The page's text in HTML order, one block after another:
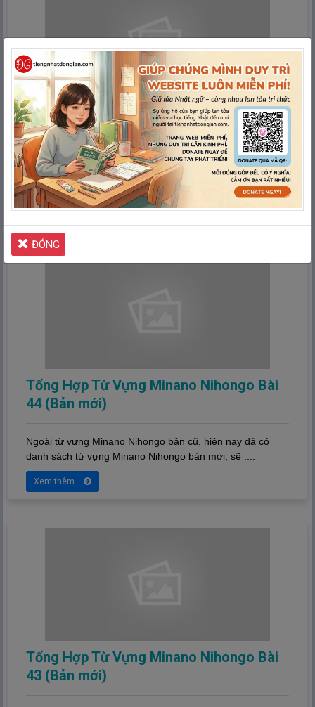
Tổng Hợp Từ Vựng Minano Nihongo Bài
45 (Bản mới)
Ngoài từ vựng Minano Nihongo bản cũ, hiện nay đã có
danh sách từ vựng Minano Nihongo bản mới, sẽ ....
Xem thêm
Tổng Hợp Từ Vựng Minano Nihongo Bài
44 (Bản mới)
Ngoài từ vựng Minano Nihongo bản cũ, hiện nay đã có
danh sách từ vựng Minano Nihongo bản mới, sẽ ....
Xem thêm
Tổng Hợp Từ Vựng Minano Nihongo Bài
43 (Bản mới)
ĐÓNG